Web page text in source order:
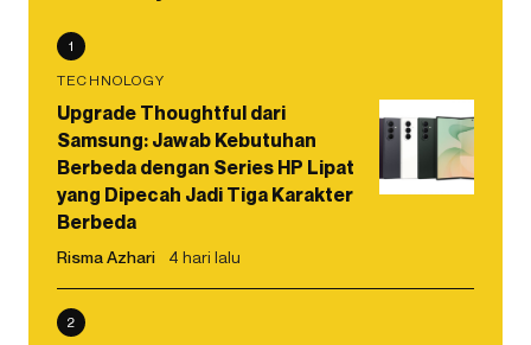
1
TECHNOLOGY
Upgrade Thoughtful dari
Samsung: Jawab Kebutuhan
Berbeda dengan Series HP Lipat
yang Dipecah Jadi Tiga Karakter
Berbeda
Risma Azhari 4 hari lalu
2